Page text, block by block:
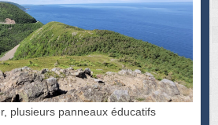
plusieurs panneaux éducatifs